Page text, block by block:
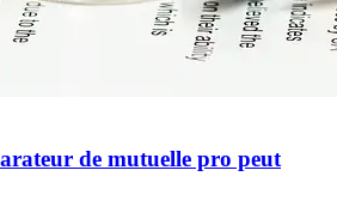
de mutuelle pro peut